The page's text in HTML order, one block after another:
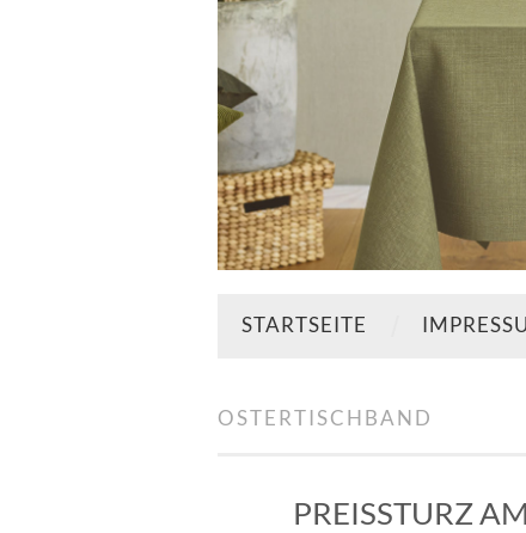
STARTSEITE
OSTERTISCHBAND
PREISSTURZ